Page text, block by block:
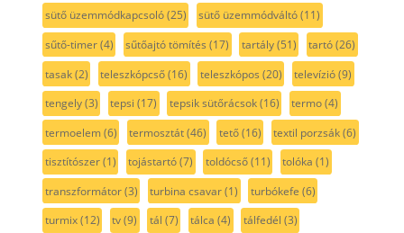
sütő üzemmódkapcsoló(25) sütő üzemmódváltó(11)
sűtő-timer(4) sűtőajtó tömítés (17) tartály(51) tartó(26)
tasak(2) teleszkópcső(16) teleszkópos (20) televízió(9)
tengely(3) tepsi (17) tepsik sütőrácsok(16) termo(4)
termoelem(6) termosztát(46) tető(16) textil porzsák(6)
tisztítószer(1) tojástartó(7) toldócső(11) tolóka (1)
transzformátor(3) turbina csavar(1) turbókefe (6)
turmix(12) tv(9) tál (7) tálca (4) tálfedél (3)